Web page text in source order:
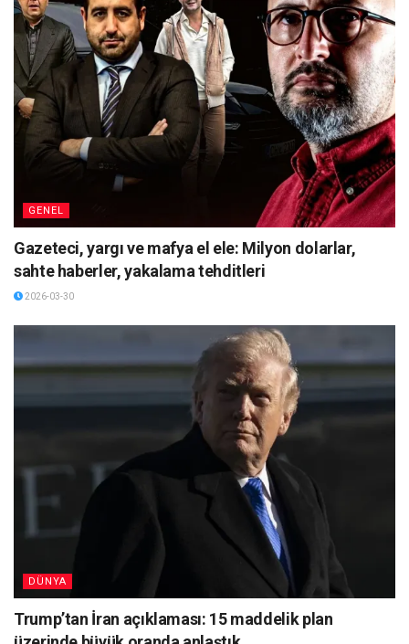
GENEL
Gazeteci, yargı ve mafya el ele: Milyon dolarlar,
sahte haberler, yakalama tehditleri
2026-03-30
DÜNYA
Trump’tan İran açıklaması: 15 maddelik plan